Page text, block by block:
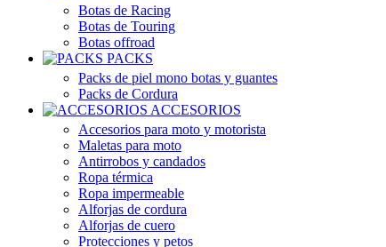
Botas de Racing
Botas de Touring
Botas offroad
PACKS
Packs de piel mono botas y guantes
Packs de Cordura
ACCESORIOS
Accesorios para moto y motorista
Maletas para moto
Antirrobos y candados
Ropa térmica
Ropa impermeable
Alforjas de cordura
Alforjas de cuero
Protecciones y petos